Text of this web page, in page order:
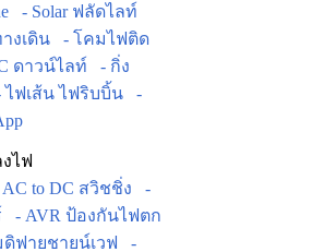
- Solar ฟลัดไลท์
งเดิน
- โคมไฟติด
ดาวน์ไลท์
- กิ่ง
ไฟเส้น ไฟริบบิ้น
-
ไฟ
AC to DC สวิชชิ่ง
-
- AVR ป้องกันไฟตก
ดิฟายชายน์เวฟ -